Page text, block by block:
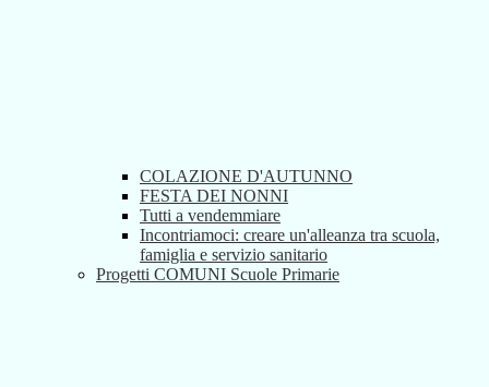
COLAZIONE D'AUTUNNO
FESTA DEI NONNI
Tutti a vendemmiare
Incontriamoci: creare un'alleanza tra scuola,
famiglia e servizio sanitario
Progetti COMUNI Scuole Primarie